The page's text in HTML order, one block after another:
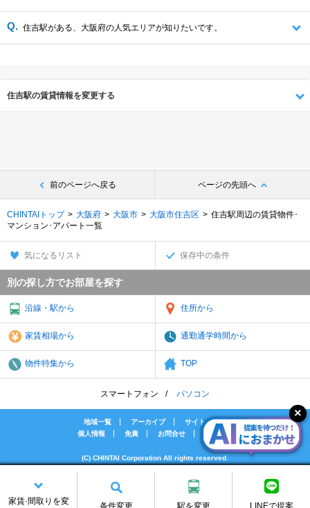
家賃·間取りを変
条件変更 駅を変更 LINEで提案
住吉駅がある、大阪府の人気エリアが知りたいです。
住吉駅の賃貸情報を変更する
前のページへ戻る ページの先頭へ
CHINTAIトップ 大阪府 大阪市 大阪市住吉区
住吉駅周辺の賃貸物件･
マンション･アパート一覧
気になるリスト 保存中の条件
別の探し方でお部屋を探す
沿線・駅から 住所から
家賃相場から 通勤通学時間から
物件特集から TOP
スマートフォン パソコン
地域一覧 アーカイブ
サイトマップ
個人情報
免責 お問合せ 会社案内
(C) CHINTAI Corporation All rights reserved.
[PR]賃貸物件の疑問解決！教えてエイブルAGENT
[PR]賃貸生活の工夫を紹介！CHINTAI情報局
[PR]女性の賃貸生活を応援！Woman.CHINTAI